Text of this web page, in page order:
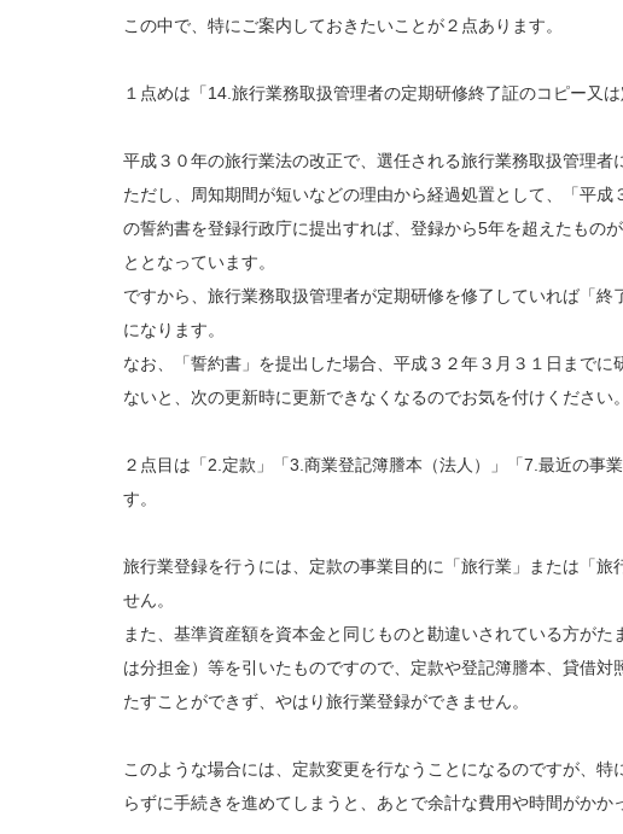
この中で、特にご案内しておきたいことが２点あります。
１点めは「14.旅行業務取扱管理者の定期研修終了証のコピー又
平成３０年の旅行業法の改正で、選任される旅行業務取扱管理者
ただし、周知期間が短いなどの理由から経過処置として、「平
の誓約書を登録行政庁に提出すれば、登録から5年を超えたもの
ととなっています。
ですから、旅行業務取扱管理者が定期研修を修了していれば「
になります。
なお、「誓約書」を提出した場合、平成３２年３月３１日まで
ないと、次の更新時に更新できなくなるのでお気を付けください。
２点目は「2.定款」「3.商業登記簿謄本（法人）」「7.最近の事
す。
旅行業登録を行うには、定款の事業目的に「旅行業」または「
せん。
また、基準資産額を資本金と同じものと勘違いされている方が
は分担金）等を引いたものですので、定款や登記簿謄本、貸借
たすことができず、やはり旅行業登録ができません。
このような場合には、定款変更を行なうことになるのですが、
らずに手続きを進めてしまうと、あとで余計な費用や時間がかか